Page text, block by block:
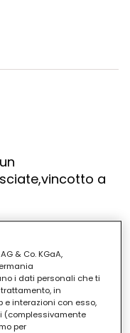
a
e
i grani del
e mescolare
co degli
& Co. KGaA,
i dati personali che ti
in
e interazioni con esso,
(complessivamente
per